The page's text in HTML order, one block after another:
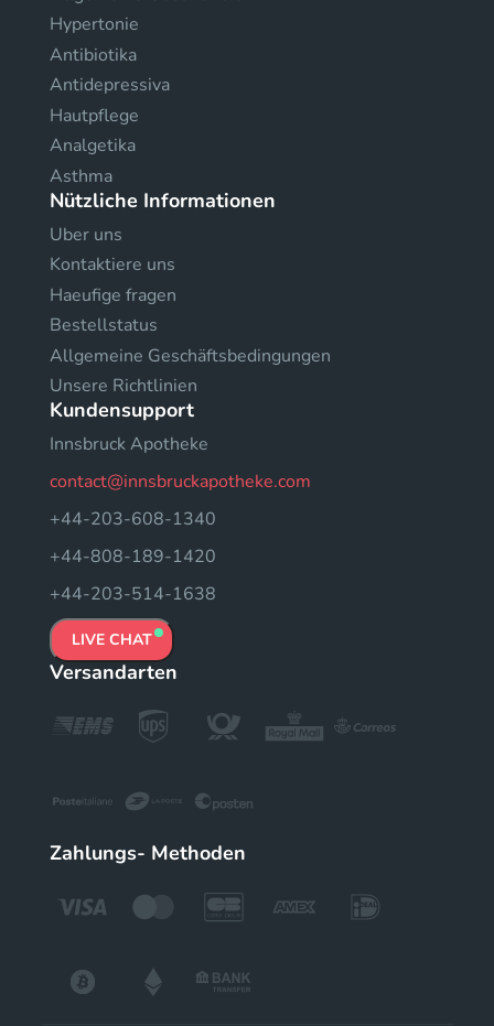
Hypertonie
Antibiotika
Antidepressiva
Hautpflege
Analgetika
Asthma
Nützliche Informationen
Uber uns
Kontaktiere uns
Haeufige fragen
Bestellstatus
Allgemeine Geschäftsbedingungen
Unsere Richtlinien
Kundensupport
Innsbruck Apotheke
contact@innsbruckapotheke.com
+44-203-608-1340
+44-808-189-1420
+44-203-514-1638
LIVE CHAT
Versandarten
Zahlungs- Methoden